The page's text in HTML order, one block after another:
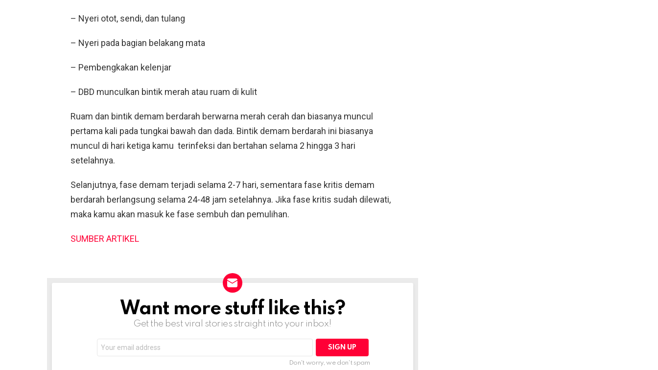
– Nyeri otot, sendi, dan tulang
– Nyeri pada bagian belakang mata
– Pembengkakan kelenjar
– DBD munculkan bintik merah atau ruam di kulit
Ruam dan bintik demam berdarah berwarna merah cerah dan biasanya muncul
pertama kali pada tungkai bawah dan dada. Bintik demam berdarah ini biasanya
muncul di hari ketiga kamu terinfeksi dan bertahan selama 2 hingga 3 hari
setelahnya.
Selanjutnya, fase demam terjadi selama 2-7 hari, sementara fase kritis demam
berdarah berlangsung selama 24-48 jam setelahnya. Jika fase kritis sudah dilewati,
maka kamu akan masuk ke fase sembuh dan pemulihan.
SUMBER ARTIKEL
NEWSLETTERWant more stuff like this?
Get the best viral stories straight into your inbox!
address:
Don't worry, we don't spam